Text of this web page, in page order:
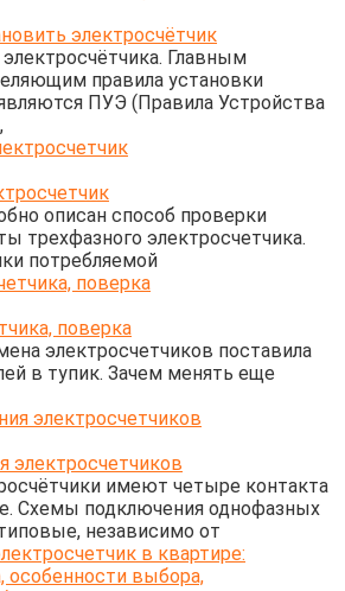
электросчётчик
Главным
правила установки
ПУЭ (Правила Устройства
описан способ проверки
трехфазного электросчетчика.
потребляемой
поверка
электросчетчиков поставила
в тупик. Зачем менять еще
электросчетчиков
имеют четыре контакта
Схемы подключения однофазных
независимо от